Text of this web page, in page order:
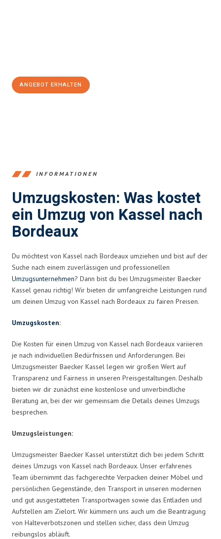
ANGEBOT ERHALTEN
INFORMATIONEN
Umzugskosten: Was kostet
ein Umzug von Kassel nach
Bordeaux
Du möchtest von Kassel nach Bordeaux umziehen und bist auf der
Suche nach einem zuverlässigen und professionellen
Umzugsunternehmen? Dann bist du bei Umzugsmeister Baecker
Kassel genau richtig! Wir bieten dir umfangreiche Leistungen rund
um deinen Umzug von Kassel nach Bordeaux zu fairen Preisen.
Umzugskosten:
Die Kosten für einen Umzug von Kassel nach Bordeaux variieren
je nach individuellen Bedürfnissen und Anforderungen. Bei
Umzugsmeister Baecker Kassel legen wir großen Wert auf
Transparenz und Fairness in unseren Preisgestaltungen. Deshalb
bieten wir dir zunächst eine kostenlose und unverbindliche
Beratung an, bei der wir gemeinsam die Details deines Umzugs
besprechen.
Umzugsleistungen:
Umzugsmeister Baecker Kassel unterstützt dich bei jedem Schritt
deines Umzugs von Kassel nach Bordeaux. Unser erfahrenes
Team übernimmt das fachgerechte Verpacken deiner Möbel und
persönlichen Gegenstände, den Transport in unseren modernen
und gut ausgestatteten Transportwagen sowie das Entladen und
Aufstellen am Zielort. Wir kümmern uns auch um die Beantragung
von Halteverbotszonen und stellen sicher, dass dein Umzug
reibungslos abläuft.